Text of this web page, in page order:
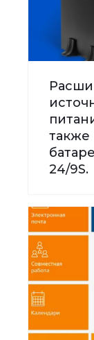
также
24/9S.